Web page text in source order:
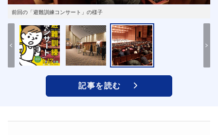
前回の「避難訓練コンサート」の様子
記事を読む